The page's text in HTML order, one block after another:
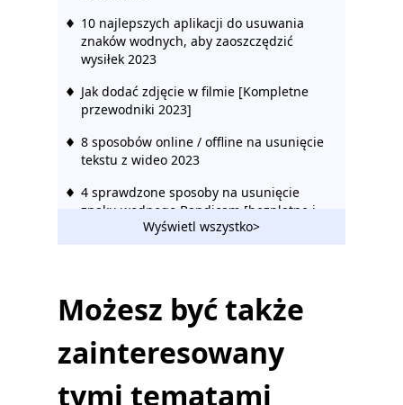
10 najlepszych aplikacji do usuwania
znaków wodnych, aby zaoszczędzić
wysiłek 2023
Jak dodać zdjęcie w filmie [Kompletne
przewodniki 2023]
8 sposobów online / offline na usunięcie
tekstu z wideo 2023
4 sprawdzone sposoby na usunięcie
znaku wodnego Bandicam [bezpłatne i
[Niezawodne]
[8 Sprawdzone sposoby] Usuń znak
wodny z wideo bez rozmycia
Instagramie i Facebooku 2023
Wyświetl wszystko>
Możesz być także
zainteresowany
tymi tematami